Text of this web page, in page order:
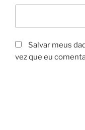
Salvar meus
vez que eu